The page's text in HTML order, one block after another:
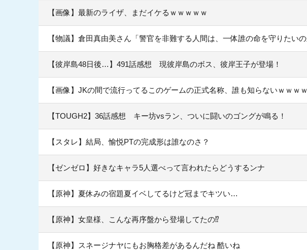
【画像】最新のライザ、まだイケるｗｗｗｗｗ
【物議】倉田真由美さん「警官を非難する人間は、一体誰の命を守りたいの
【彼岸島48日後…】491話感想 現彼岸島のボス、彼岸王子が登場！
【画像】JKの間で流行ってるこのゲームの正式名称、誰も知らないｗｗｗｗ
【TOUGH2】36話感想 キー坊vsラン、ついに闘いのゴングが鳴る！
【スタレ】結局、愉悦PTの完成形は誰なのさ？
【ゼンゼロ】好きなキャラ5人選べって言われたらどうするンナ
【原神】夏休みの宿題夏イベしてるけど冠までキツい…
【原神】女皇様、こんな再序盤から登場してたの⁉
【原神】スネージナヤにもお胸格差があるんだね 酷いね